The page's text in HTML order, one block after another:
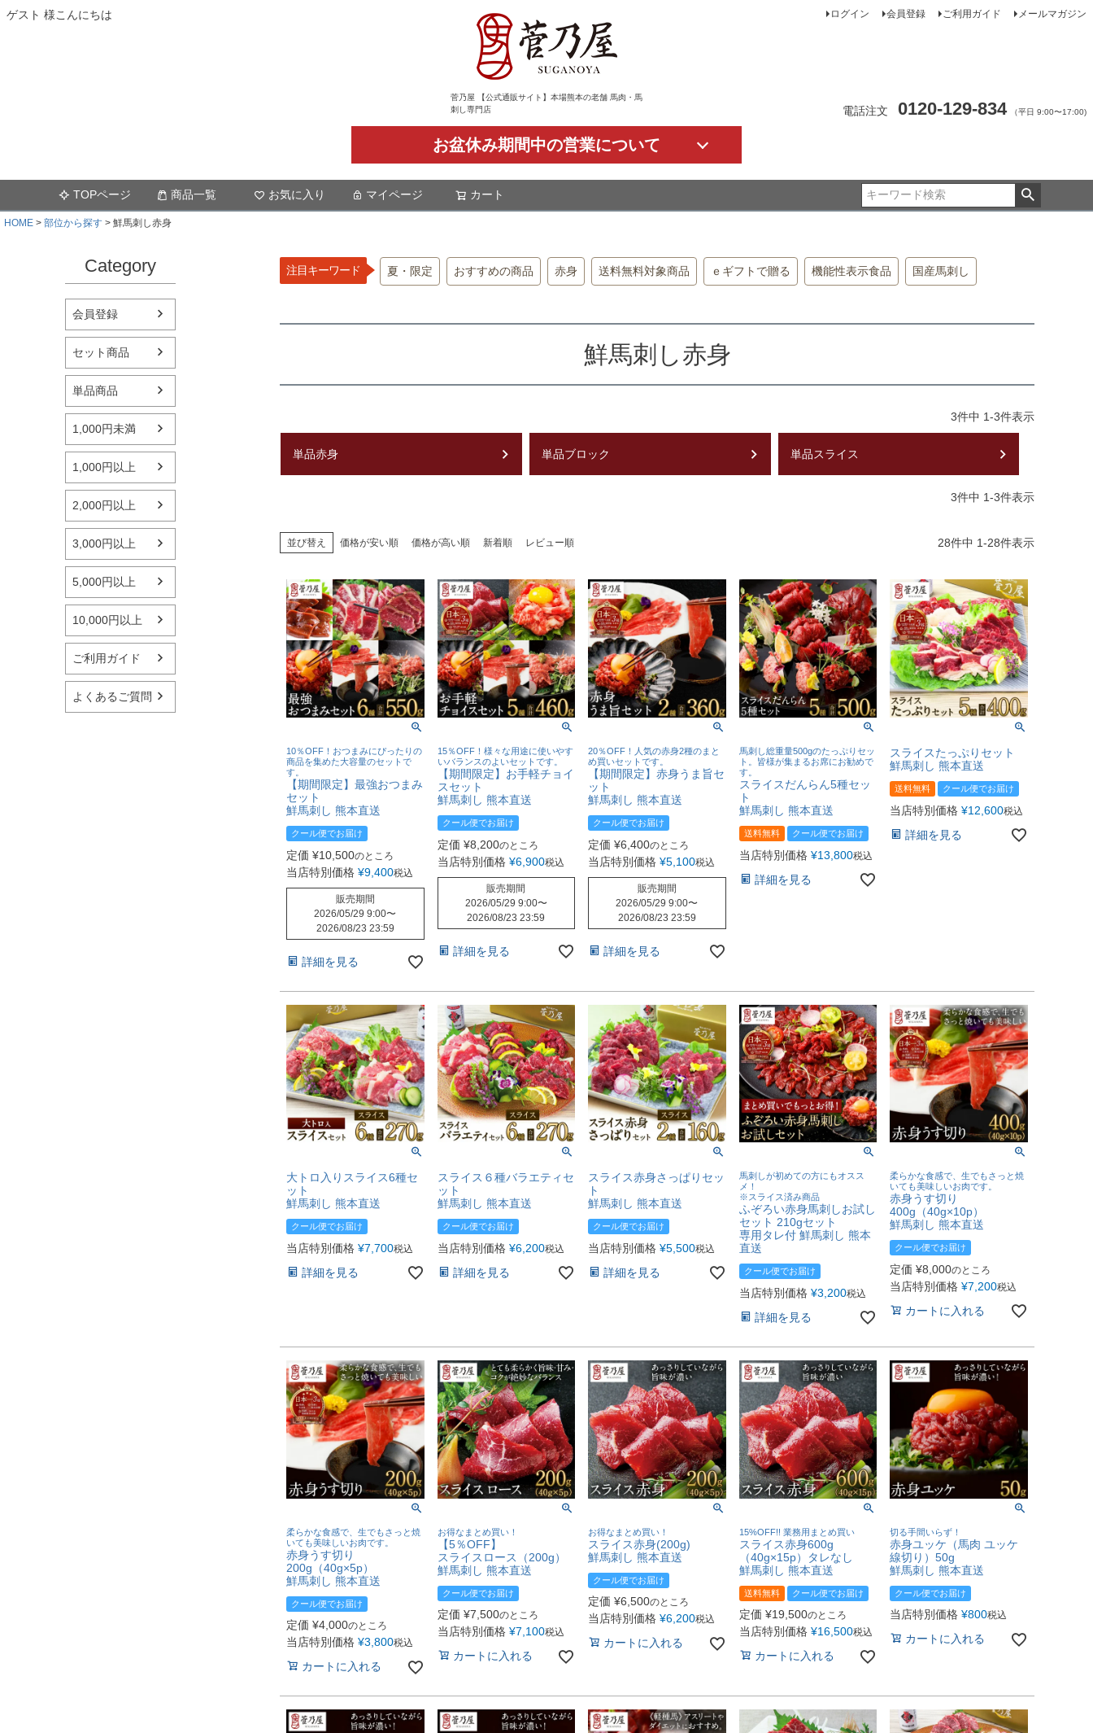
ゲスト 様こんにちは
菅乃屋 【公式通販サイト】本場熊本の老舗 馬肉・馬
刺し専門店
ログイン 会員登録 ご利用ガイド メールマガジン
電話注文 0120-129-834 （平日 9:00〜17:00)
お盆休み期間中の営業について
TOPページ 商品一覧 お気に入り マイページ カート
HOME 部位から探す 鮮馬刺し赤身
Category
会員登録
セット商品
単品商品
1,000円未満
1,000円以上
2,000円以上
3,000円以上
5,000円以上
10,000円以上
ご利用ガイド
よくあるご質問
注目キーワード 夏・限定 おすすめの商品 赤身 送料無料対象商品 ｅギフトで贈る 機能性表示食品 国産馬刺し
鮮馬刺し赤身
3件中 1-3件表示
単品赤身 単品ブロック 単品スライス
3件中 1-3件表示
並び替え 価格が安い順 価格が高い順 新着順 レビュー順 28件中 1-28件表示
10％OFF！おつまみにぴったりの
商品を集めた大容量のセットで
す。
【期間限定】最強おつまみ
セット
鮮馬刺し 熊本直送
クール便でお届け
定価 ¥10,500のところ
当店特別価格 ¥9,400税込
販売期間
2026/05/29 9:00〜
2026/08/23 23:59
詳細を見る
15％OFF！様々な用途に使いやす
いバランスのよいセットです。
【期間限定】お手軽チョイ
スセット
鮮馬刺し 熊本直送
クール便でお届け
定価 ¥8,200のところ
当店特別価格 ¥6,900税込
販売期間
2026/05/29 9:00〜
2026/08/23 23:59
詳細を見る
20％OFF！人気の赤身2種のまと
め買いセットです。
【期間限定】赤身うま旨セ
ット
鮮馬刺し 熊本直送
クール便でお届け
定価 ¥6,400のところ
当店特別価格 ¥5,100税込
販売期間
2026/05/29 9:00〜
2026/08/23 23:59
詳細を見る
馬刺し総重量500gのたっぷりセッ
ト。皆様が集まるお席にお勧めで
す。
スライスだんらん5種セッ
ト
鮮馬刺し 熊本直送
送料無料 クール便でお届け
当店特別価格 ¥13,800税込
詳細を見る
スライスたっぷりセット
鮮馬刺し 熊本直送
送料無料 クール便でお届け
当店特別価格 ¥12,600税込
詳細を見る
大トロ入りスライス6種セ
ット
鮮馬刺し 熊本直送
クール便でお届け
当店特別価格 ¥7,700税込
詳細を見る
スライス６種バラエティセ
ット
鮮馬刺し 熊本直送
クール便でお届け
当店特別価格 ¥6,200税込
詳細を見る
スライス赤身さっぱりセッ
ト
鮮馬刺し 熊本直送
クール便でお届け
当店特別価格 ¥5,500税込
詳細を見る
馬刺しが初めての方にもオスス
メ！
※スライス済み商品
ふぞろい赤身馬刺しお試し
セット 210gセット
専用タレ付 鮮馬刺し 熊本
直送
クール便でお届け
当店特別価格 ¥3,200税込
詳細を見る
柔らかな食感で、生でもさっと焼
いても美味しいお肉です。
赤身うす切り
400g（40g×10p）
鮮馬刺し 熊本直送
クール便でお届け
定価 ¥8,000のところ
当店特別価格 ¥7,200税込
カートに入れる
柔らかな食感で、生でもさっと焼
いても美味しいお肉です。
赤身うす切り
200g（40g×5p）
鮮馬刺し 熊本直送
クール便でお届け
定価 ¥4,000のところ
当店特別価格 ¥3,800税込
カートに入れる
お得なまとめ買い！
【5％OFF】
スライスロース（200g）
鮮馬刺し 熊本直送
クール便でお届け
定価 ¥7,500のところ
当店特別価格 ¥7,100税込
カートに入れる
お得なまとめ買い！
スライス赤身(200g)
鮮馬刺し 熊本直送
クール便でお届け
定価 ¥6,500のところ
当店特別価格 ¥6,200税込
カートに入れる
15%OFF!! 業務用まとめ買い
スライス赤身600g
（40g×15p）タレなし
鮮馬刺し 熊本直送
送料無料 クール便でお届け
定価 ¥19,500のところ
当店特別価格 ¥16,500税込
カートに入れる
切る手間いらず！
赤身ユッケ（馬肉 ユッケ
線切り）50g
鮮馬刺し 熊本直送
クール便でお届け
当店特別価格 ¥800税込
カートに入れる